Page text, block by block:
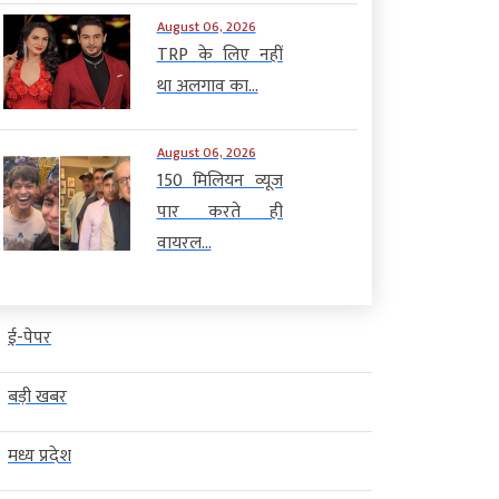
August 06, 2026
TRP के लिए नहीं
था अलगाव का...
August 06, 2026
150 मिलियन व्यूज
पार करते ही
वायरल...
ई-पेपर
बड़ी खबर
मध्य प्रदेश